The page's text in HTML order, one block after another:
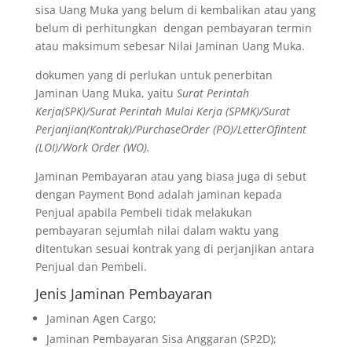
sisa Uang Muka yang belum di kembalikan atau yang
belum di perhitungkan dengan pembayaran termin
atau maksimum sebesar Nilai Jaminan Uang Muka.
dokumen yang di perlukan untuk penerbitan
Jaminan Uang Muka, yaitu Surat Perintah
Kerja(SPK)/Surat Perintah Mulai Kerja (SPMK)/Surat
Perjanjian(Kontrak)/PurchaseOrder (PO)/LetterOfIntent
(LOI)/Work Order (WO).
Jaminan Pembayaran atau yang biasa juga di sebut
dengan Payment Bond adalah jaminan kepada
Penjual apabila Pembeli tidak melakukan
pembayaran sejumlah nilai dalam waktu yang
ditentukan sesuai kontrak yang di perjanjikan antara
Penjual dan Pembeli.
Jenis Jaminan Pembayaran
Jaminan Agen Cargo;
Jaminan Pembayaran Sisa Anggaran (SP2D);